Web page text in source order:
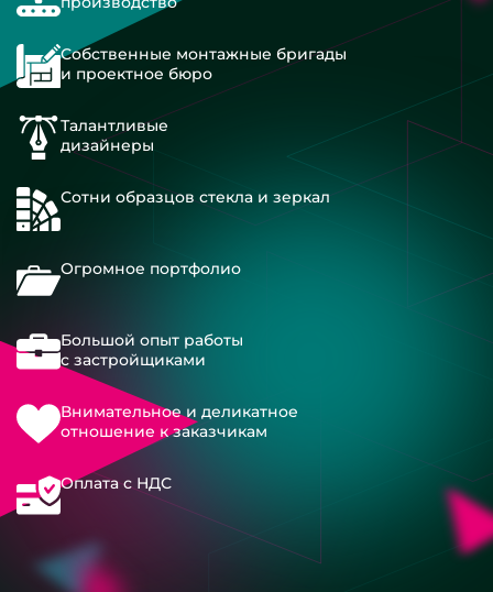
Собственные монтажные бригады
и проектное бюро
Талантливые
дизайнеры
Сотни образцов стекла и зеркал
Огромное портфолио
Большой опыт работы
с застройщиками
Внимательное и деликатное
отношение к заказчикам
Оплата с НДС